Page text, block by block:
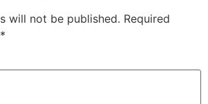
will not be published. Required
*